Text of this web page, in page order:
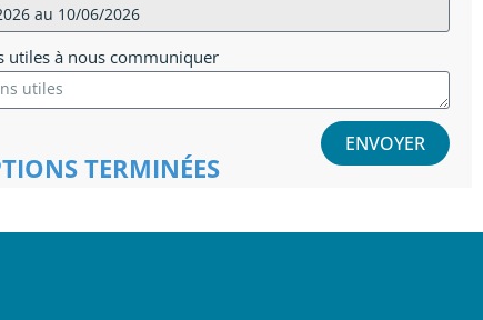
utiles à nous communiquer
ENVOYER
TERMINÉES